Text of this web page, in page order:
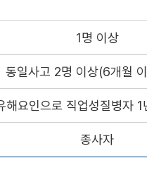
1명 이상
동일사고 2명 이상(6개월
해요인으로 직업성질병자
종사자